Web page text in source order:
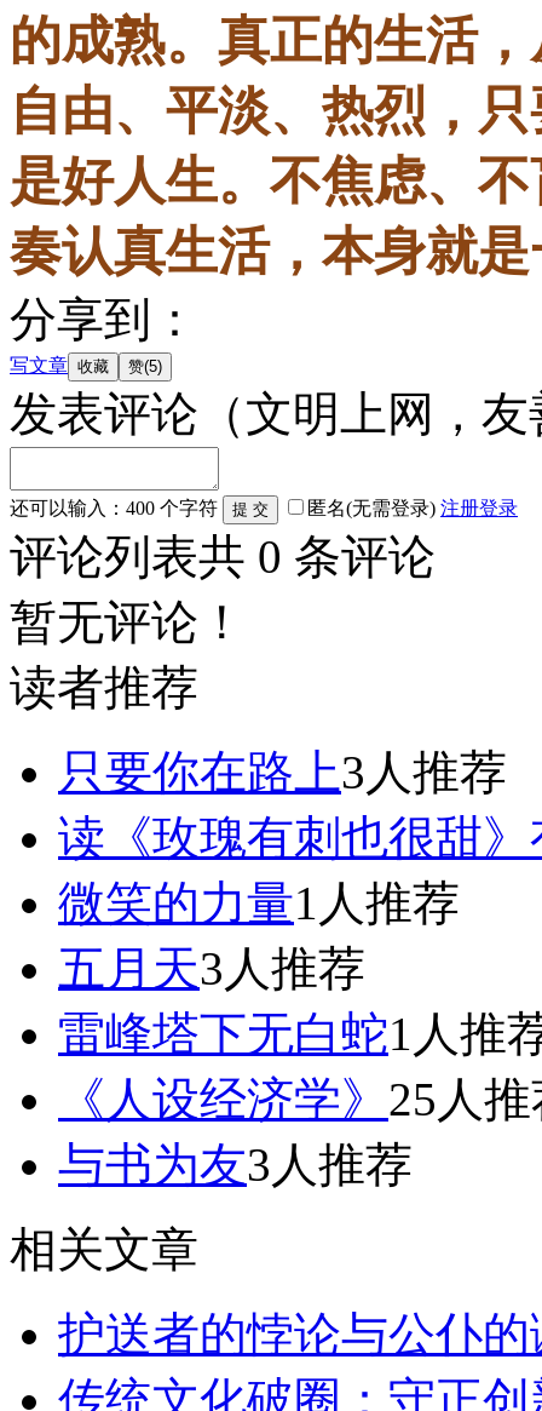
的成熟。真正的生活
自由、平淡、热烈，
是好人生。不焦虑、
奏认真生活，本身就
分享到：
写文章
发表评论 （文明上网，
还可以输入： 400 个字符 匿名(无需登录) 注册登录
评论列表共 0 条评论
暂无评论！
读者推荐
只要你在路上3人推荐
读《玫瑰有刺也很甜》
微笑的力量1人推荐
五月天3人推荐
雷峰塔下无白蛇1人推
《人设经济学》 25人
与书为友3人推荐
相关文章
护送者的悖论与公仆的
传统文化破圈：守正